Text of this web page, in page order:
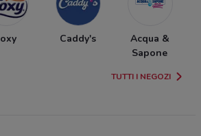
Caddy's
Acqua &
Sapone
TUTTI I NEGOZI